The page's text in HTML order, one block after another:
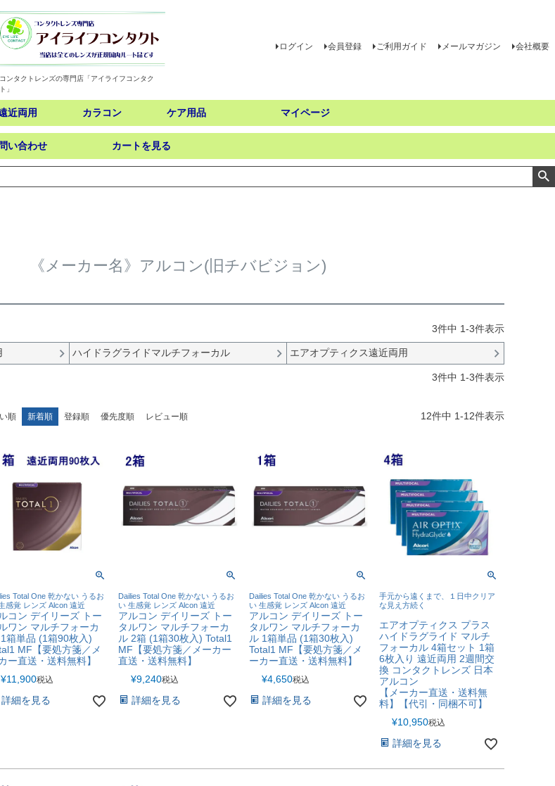
コンタクトレンズの専門店「アイライフコンタク
ト」
ログイン 会員登録 ご利用ガイド メールマガジン 会社概要
近両用 カラコン ケア用品 マイページ
問い合わせ カートを見る
《メーカー名》アルコン(旧チバビジョン)
3件中 1-3件表示
ハイドラグライドマルチフォーカル エアオプティクス遠近両用
3件中 1-3件表示
順 新着順 登録順 優先度順 レビュー順 12件中 1-12件表示
Total One 乾かない うるお
感覚 レンズ Alcon 遠近
コン デイリーズ トー
ワン マルチフォーカ
箱単品 (1箱90枚入)
MF【要処方箋／メ
ー直送・送料無料】
¥11,900税込
詳細を見る
Dailies Total One 乾かない うるお
い 生感覚 レンズ Alcon 遠近
アルコン デイリーズ トー
タルワン マルチフォーカ
ル 2箱 (1箱30枚入) Total1
MF【要処方箋／メーカー
直送・送料無料】
¥9,240税込
詳細を見る
Dailies Total One 乾かない うるお
い 生感覚 レンズ Alcon 遠近
アルコン デイリーズ トー
タルワン マルチフォーカ
ル 1箱単品 (1箱30枚入)
Total1 MF【要処方箋／メ
ーカー直送・送料無料】
¥4,650税込
詳細を見る
手元から遠くまで、１日中クリア
な見え方続く
エアオプティクス プラス
ハイドラグライド マルチ
フォーカル 4箱セット 1箱
6枚入り 遠近両用 2週間交
換 コンタクトレンズ 日本
アルコン
【メーカー直送・送料無
料】【代引・同梱不可】
¥10,950税込
詳細を見る